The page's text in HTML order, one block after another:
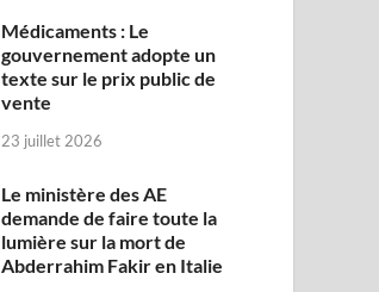
Médicaments : Le
gouvernement adopte un
texte sur le prix public de
vente
23 juillet 2026
Le ministère des AE
demande de faire toute la
lumière sur la mort de
Abderrahim Fakir en Italie